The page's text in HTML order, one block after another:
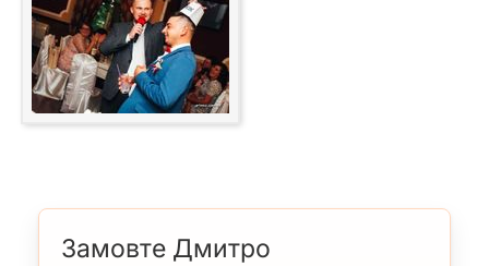
Замовте Дмитро